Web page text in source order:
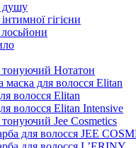
душу
гігієни
тонуючий Нотатон
маска для волосся Elitan
волосся Elitan
волосся Elitan Intensive
тонуючий Jee Cosmetics
для волосся JEE